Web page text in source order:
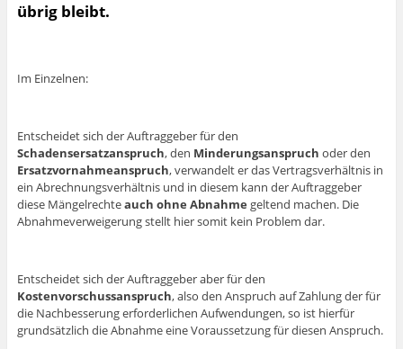
übrig bleibt.
Im Einzelnen:
Entscheidet sich der Auftraggeber für den
Schadensersatzanspruch, den Minderungsanspruch oder den
Ersatzvornahmeanspruch, verwandelt er das Vertragsverhältnis in
ein Abrechnungsverhältnis und in diesem kann der Auftraggeber
diese Mängelrechteauch ohne Abnahme geltend machen. Die
Abnahmeverweigerung stellt hier somit kein Problem dar.
Entscheidet sich der Auftraggeber aber für den
Kostenvorschussanspruch, also den Anspruch auf Zahlung der für
die Nachbesserung erforderlichen Aufwendungen, so ist hierfür
grundsätzlich die Abnahme eine Voraussetzung für diesen Anspruch.